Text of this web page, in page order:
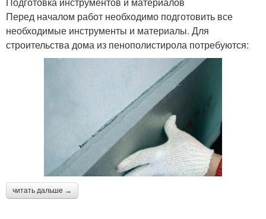
Перед началом работ необходимо подготовить все
необходимые инструменты и материалы. Для
строительства дома из пенополистирола потребуются:
читать дальше →